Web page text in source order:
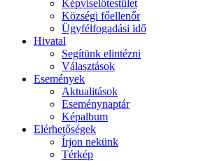
Képviselőtestület
Községi főellenőr
Ügyfélfogadási idő
Hivatal
Segítünk elintézni
Választások
Események
Aktualitások
Eseménynaptár
Képalbum
Elérhetőségek
Írjon nekünk
Térkép